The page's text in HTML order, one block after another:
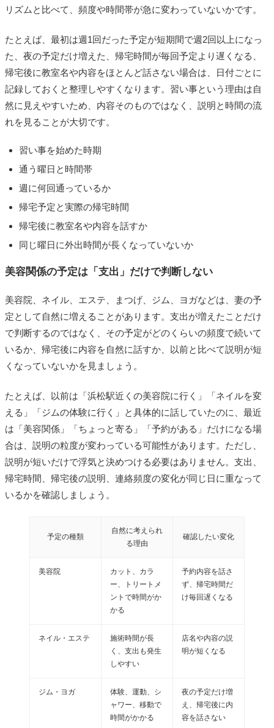
リズムと比べて、頻度や時間帯が急に変わっていないかです。
たとえば、最初は週1回だった予定が短期間で週2回以上になっ
た、夜の予定だけ増えた、帰宅時間が毎回予定より遅くなる、
帰宅後に教室名や内容をほとんど話さない場合は、日付ごとに
記録しておくと整理しやすくなります。習い事という理由は自
然に見えやすいため、内容そのものではなく、説明と時間の流
れを見ることが大切です。
習い事を始めた時期
通う曜日と時間帯
週に何回通っているか
帰宅予定と実際の帰宅時間
帰宅後に教室名や内容を話すか
同じ曜日に外出時間が長くなっていないか
美容関係の予定は「支出」だけで判断しない
美容院、ネイル、エステ、まつげ、ジム、ヨガなどは、妻の予
定として自然に増えることがあります。支出が増えたことだけ
で判断するのではなく、その予定がどのくらいの頻度で続いて
いるか、帰宅後に内容を自然に話すか、以前と比べて説明が短
くなっていないかを見ましょう。
たとえば、以前は「浜松駅近くの美容院に行く」「ネイルを変
える」「ジムの体験に行く」と具体的に話していたのに、最近
は「美容関係」「ちょっと寄る」「予約がある」だけになる場
合は、説明の粒度が変わっている可能性があります。ただし、
説明が短いだけで浮気と決めつける必要はありません。支出、
帰宅時間、帰宅後の説明、連絡頻度の変化が同じ日に重なって
いるかを確認しましょう。
予定の種類
自然に考えられ
る理由
確認したい変化
美容院
カット、カラ
ー、トリートメ
ントで時間がか
かる
予約内容を話さ
ず、帰宅時間だ
け毎回遅くなる
ネイル・エステ
施術時間が長
く、支出も発生
しやすい
店名や内容の説
明が短くなる
ジム・ヨガ
体験、運動、シ
ャワー、移動で
時間がかかる
夜の予定だけ増
え、帰宅後に内
容を話さない